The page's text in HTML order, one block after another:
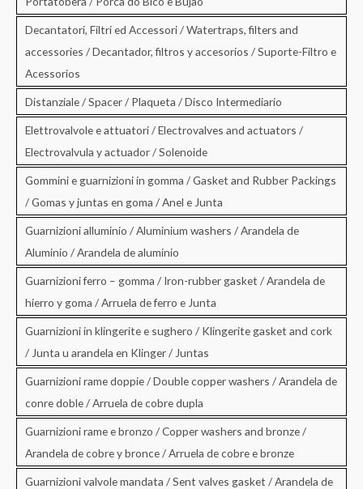
Decantatori, Filtri ed Accessori / Watertraps, filters and
accessories / Decantador, filtros y accesorios / Suporte-Filtro e
Acessorios
Distanziale / Spacer / Plaqueta / Disco Intermediario
Elettrovalvole e attuatori / Electrovalves and actuators /
Electrovalvula y actuador / Solenoide
Gommini e guarnizioni in gomma / Gasket and Rubber Packings
/ Gomas y juntas en goma / Anel e Junta
Guarnizioni alluminio / Aluminium washers / Arandela de
Aluminio / Arandela de aluminio
Guarnizioni ferro – gomma / Iron-rubber gasket / Arandela de
hierro y goma / Arruela de ferro e Junta
Guarnizioni in klingerite e sughero / Klingerite gasket and cork
/ Junta u arandela en Klinger / Juntas
Guarnizioni rame doppie / Double copper washers / Arandela de
conre doble / Arruela de cobre dupla
Guarnizioni rame e bronzo / Copper washers and bronze /
Arandela de cobre y bronce / Arruela de cobre e bronze
Guarnizioni valvole mandata / Sent valves gasket / Arandela de